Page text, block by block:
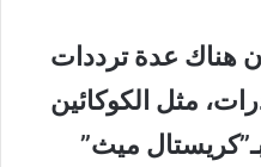
هناك عدة ترددات
مثل الكوكائين
ميث”